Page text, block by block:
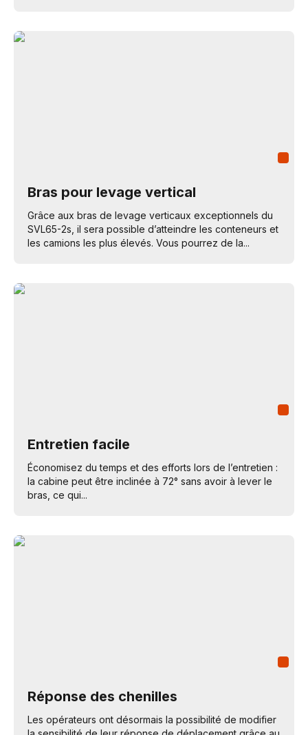
Bras pour levage vertical
Grâce aux bras de levage verticaux exceptionnels du
SVL65-2s, il sera possible d’atteindre les conteneurs et
les camions les plus élevés. Vous pourrez de la...
Entretien facile
Économisez du temps et des efforts lors de l’entretien :
la cabine peut être inclinée à 72° sans avoir à lever le
bras, ce qui...
Réponse des chenilles
Les opérateurs ont désormais la possibilité de modifier